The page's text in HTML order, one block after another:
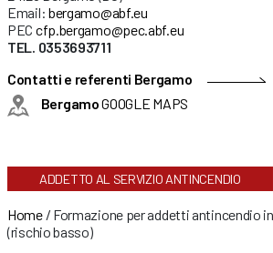
Email: bergamo@abf.eu
PEC cfp.bergamo@pec.abf.eu
TEL. 0353693711
Contatti e referenti Bergamo
BergamoGOOGLE MAPS
ADDETTO AL SERVIZIO ANTINCENDIO
Home/ Formazione per addetti antincendio
(rischio basso)